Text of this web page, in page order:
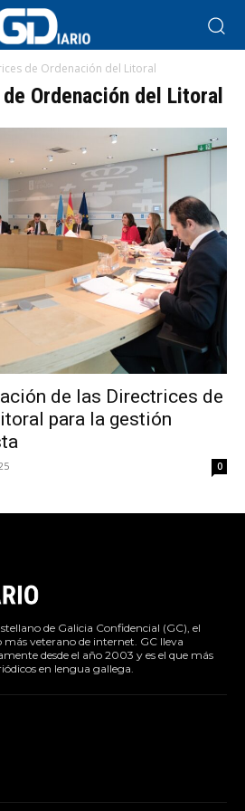
de Ordenación del Litoral
Ordenación del Litoral
de las Directrices de
para la gestión
0
de Galicia Confidencial (GC), el
veterano de internet. GC lleva
desde el año 2003 y es el que más
en lengua gallega.